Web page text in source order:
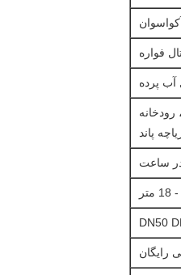
فواره
رودخانه
پاند
DN50